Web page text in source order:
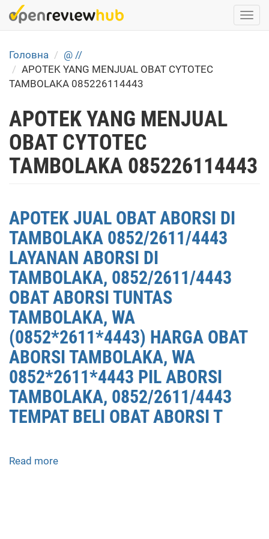
Skip
to
content
Головна
@ //
APOTEK YANG MENJUAL OBAT CYTOTEC
TAMBOLAKA 085226114443
APOTEK YANG MENJUAL
OBAT CYTOTEC
TAMBOLAKA 085226114443
APOTEK JUAL OBAT ABORSI DI
TAMBOLAKA 0852/2611/4443
LAYANAN ABORSI DI
TAMBOLAKA, 0852/2611/4443
OBAT ABORSI TUNTAS
TAMBOLAKA, WA
(0852*2611*4443) HARGA OBAT
ABORSI TAMBOLAKA, WA
0852*2611*4443 PIL ABORSI
TAMBOLAKA, 0852/2611/4443
TEMPAT BELI OBAT ABORSI T
Read more